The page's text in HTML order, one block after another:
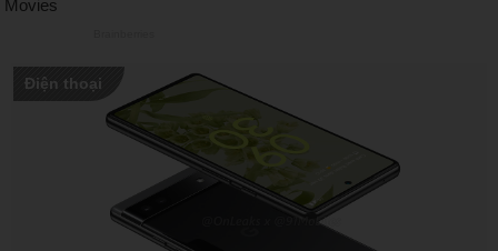
Điện thoại